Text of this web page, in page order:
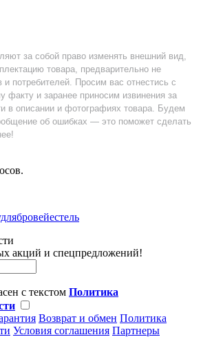
за собой право изменять внешний вид,
товара, предварительно не
потребителей. Просим вас отнестись с
факту и заранее приносим извинения за
в описании и фотографиях товара. Будем
об ошибках — это поможет сделать
акций и спецпредложений!
с текстом Политика
Возврат и обмен Политика
Условия соглашения Партнеры